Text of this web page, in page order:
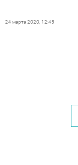
24 марта 2020, 12:45